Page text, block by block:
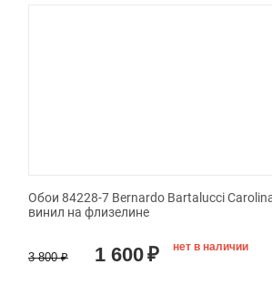
Обои 84228-7 Bernardo Bartalucci
винил на флизелине
3 800 ₽ 1 600₽ нет в наличии